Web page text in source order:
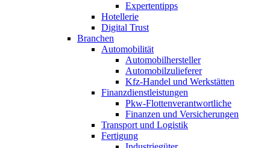
Expertentipps
Hotellerie
Digital Trust
Branchen
Automobilität
Automobilhersteller
Automobilzulieferer
Kfz-Handel und Werkstätten
Finanzdienstleistungen
Pkw‑Flottenverantwortliche
Finanzen und Versicherungen
Transport und Logistik
Fertigung